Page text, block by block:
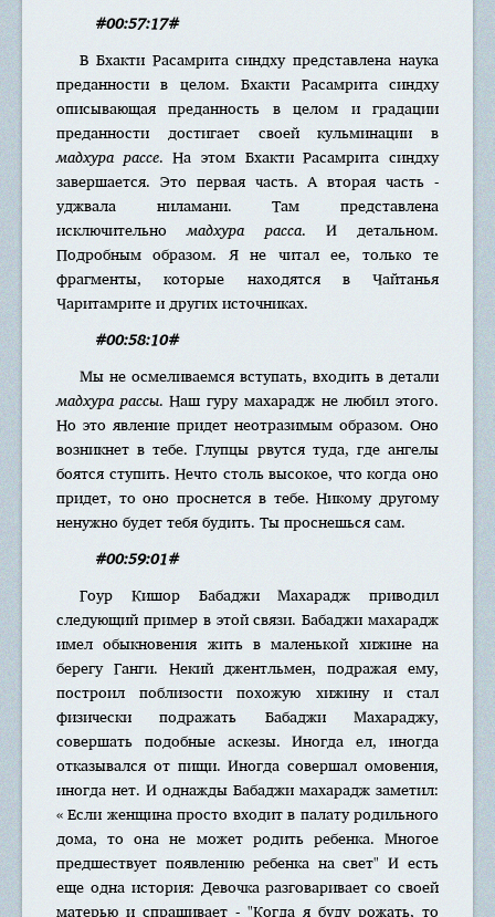
#00:57:17#
В Бхакти Расамрита синдху представлена наука
преданности в целом. Бхакти Расамрита синдху
описывающая преданность в целом и градации
преданности достигает своей кульминации в
мадхура рассе. На этом Бхакти Расамрита синдху
завершается. Это первая часть. А вторая часть -
уджвала ниламани. Там представлена
исключительномадхура расса. И детальном.
Подробным образом. Я не читал ее, только те
фрагменты, которые находятся в Чайтанья
Чаритамрите и других источниках.
#00:58:10#
Мы не осмеливаемся вступать, входить в детали
мадхура рассы. Наш гуру махарадж не любил этого.
Но это явление придет неотразимым образом. Оно
возникнет в тебе. Глупцы рвутся туда, где ангелы
боятся ступить. Нечто столь высокое, что когда оно
придет, то оно проснется в тебе. Никому другому
ненужно будет тебя будить. Ты проснешься сам.
#00:59:01#
Гоур Кишор Бабаджи Махарадж приводил
следующий пример в этой связи. Бабаджи махарадж
имел обыкновения жить в маленькой хижине на
берегу Ганги. Некий джентльмен, подражая ему,
построил поблизости похожую хижину и стал
физически подражать Бабаджи Махараджу,
совершать подобные аскезы. Иногда ел, иногда
отказывался от пищи. Иногда совершал омовения,
иногда нет. И однажды Бабаджи махарадж заметил:
« Если женщина просто входит в палату родильного
дома, то она не может родить ребенка. Многое
предшествует появлению ребенка на свет" И есть
еще одна история: Девочка разговаривает со своей
матерью и спрашивает - "Когда я буду рожать, то